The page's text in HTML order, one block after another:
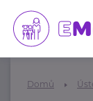
Domů